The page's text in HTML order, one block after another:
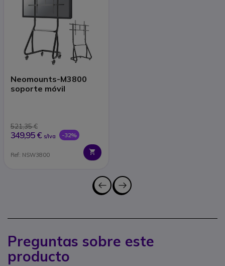
Neomounts-M3800
soporte móvil
521,35 €
349,95 € s/Iva -32%
Ref: NSW3800
Preguntas sobre este
producto